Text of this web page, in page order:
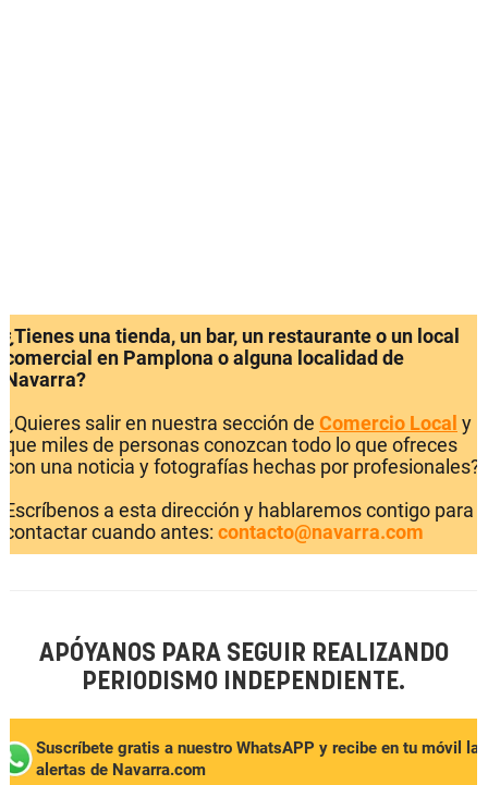
¿Tienes una tienda, un bar, un restaurante o un local
comercial en Pamplona o alguna localidad de
Navarra?
¿Quieres salir en nuestra sección de Comercio Local y
que miles de personas conozcan todo lo que ofreces
con una noticia y fotografías hechas por profesionales?
Escríbenos a esta dirección y hablaremos contigo para
contactar cuando antes: contacto@navarra.com
APÓYANOS PARA SEGUIR REALIZANDO
PERIODISMO INDEPENDIENTE.
Suscríbete gratis a nuestro WhatsAPP y recibe en tu móvil las
alertas de Navarra.com